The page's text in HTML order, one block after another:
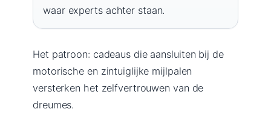
waar experts achter staan.
Het patroon: cadeaus die aansluiten bij de
motorische en zintuiglijke mijlpalen
versterken het zelfvertrouwen van de
dreumes.